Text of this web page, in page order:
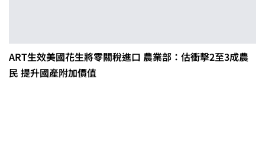
ART生效美國花生將零關稅進口 農業部：估衝擊2至3成農
民 提升國產附加價值